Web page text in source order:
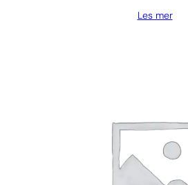
Les mer